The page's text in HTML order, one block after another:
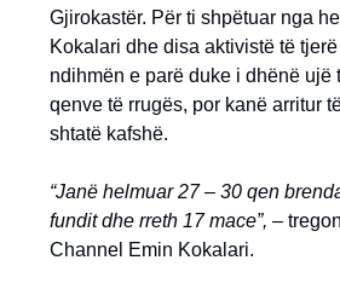
Gjirokastër. Për ti shpëtuar nga
Kokalari dhe disa aktivistë të
ndihmën e parë duke i dhënë ujë
qenve të rrugës, por kanë arritur
shtatë kafshë.
“Janë helmuar 27 – 30 qen
fundit dhe rreth 17 mace”, –
Channel Emin Kokalari.